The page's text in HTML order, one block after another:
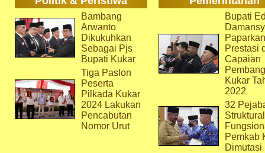
Bambang
Arwanto
Dikukuhkan
Sebagai Pjs
Bupati Kukar
Tiga Paslon
Peserta
Pilkada Kukar
2024 Lakukan
Pencabutan
Nomor Urut
Bupati
Paparkan
Prestasi
Capaian
Kukar
2022
32
Pemkab
Dimutasi